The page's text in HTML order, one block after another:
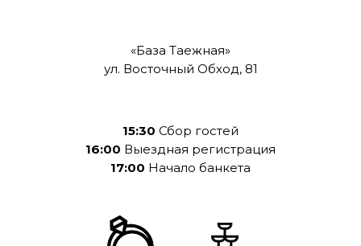
15:30 Сбор гостей
16:00 Выездная регистрация
17:00 Начало банкета
«База Таежная»
ул. Восточный Обход, 81